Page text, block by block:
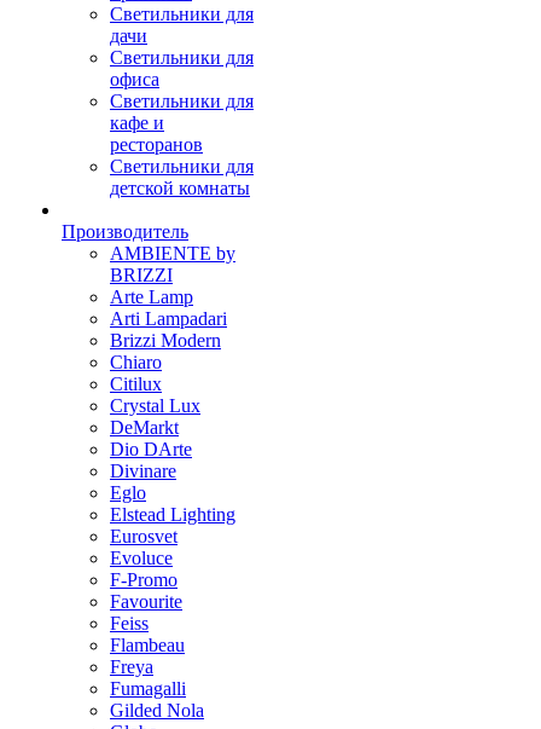
Светильники для
дачи
Светильники для
офиса
Светильники для
кафе и
ресторанов
Светильники для
детской комнаты
Производитель
AMBIENTE by
BRIZZI
Arte Lamp
Arti Lampadari
Brizzi Modern
Chiaro
Citilux
Crystal Lux
DeMarkt
Dio DArte
Divinare
Eglo
Elstead Lighting
Eurosvet
Evoluce
F-Promo
Favourite
Feiss
Flambeau
Freya
Fumagalli
Gilded Nola